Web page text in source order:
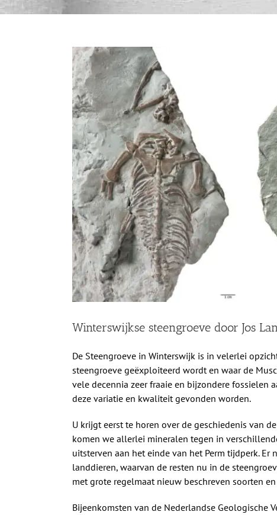
Bekijk
grotere
afbeelding
Winterswijkse steengroeve door Jos
De Steengroeve in Winterswijk is in velerlei
steengroeve geëxploiteerd wordt en waar de
vele decennia zeer fraaie en bijzondere
deze variatie en kwaliteit gevonden worden.
U krijgt eerst te horen over de geschiedenis van
komen we allerlei mineralen tegen in
uitsterven aan het einde van het Perm tijdperk.
landdieren, waarvan de resten nu in de
met grote regelmaat nieuw beschreven soorten
Bijeenkomsten van de Nederlandse Geologische